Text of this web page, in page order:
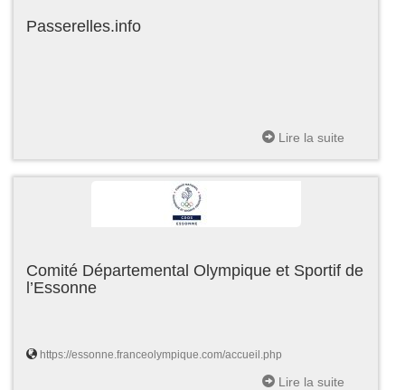
Passerelles.info
Lire la suite
Comité Départemental Olympique et Sportif de
l’Essonne
https://essonne.franceolympique.com/accueil.php
Lire la suite